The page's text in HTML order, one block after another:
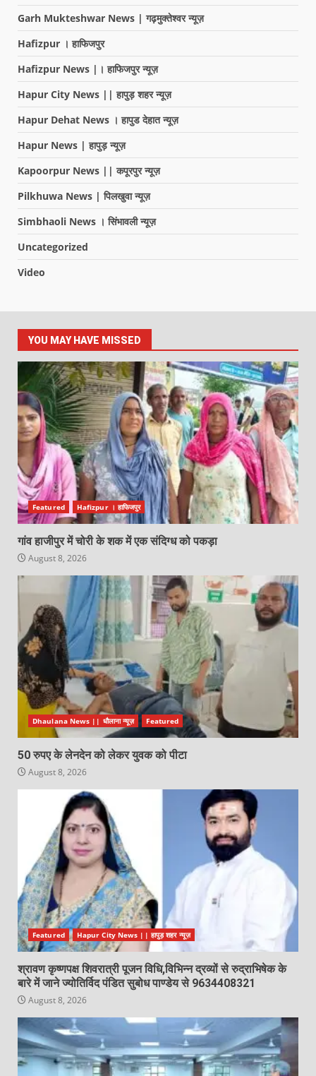
Garh Mukteshwar News | गढ़मुक्तेश्वर न्यूज़
Hafizpur । हाफिजपुर
Hafizpur News |। हाफिजपुर न्यूज़
Hapur City News || हापुड़ शहर न्यूज़
Hapur Dehat News । हापुड देहात न्यूज़
Hapur News | हापुड़ न्यूज़
Kapoorpur News || कपूरपुर न्यूज़
Pilkhuwa News | पिलखुवा न्यूज़
Simbhaoli News । सिंभावली न्यूज़
Uncategorized
Video
YOU MAY HAVE MISSED
Featured Hafizpur । हाफिजपुर
गांव हाजीपुर में चोरी के शक में एक संदिग्ध को पकड़ा
August 8, 2026
Dhaulana News || धौलाना न्यूज़ Featured
50 रुपए के लेनदेन को लेकर युवक को पीटा
August 8, 2026
Featured Hapur City News || हापुड़ शहर न्यूज़
श्रावण कृष्णपक्ष शिवरात्री पूजन विधि,विभिन्न द्रव्यों से रुद्राभिषेक के
बारे में जाने ज्योतिर्विद पंडित सुबोध पाण्डेय से 9634408321
August 8, 2026